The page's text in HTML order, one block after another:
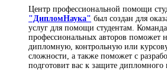
Центр профессиональной помощи
"ДипломНаука" был создан для
услуг для помощи студентам. Команда
профессиональных авторов поможет
дипломную, контрольную или
сложности, а также поможет с
подготовит вас к защите дипломного